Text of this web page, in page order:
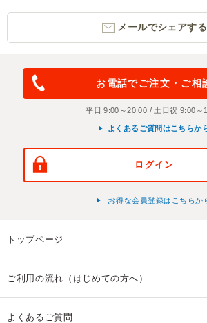
メールでシェアする
お電話でご注文・ご相
平日 9:00～20:00 / 土日祝 9:00～
よくあるご質問はこちらか
ログイン
お得な会員登録はこちらか
トップページ
ご利用の流れ（はじめての方へ）
よくあるご質問